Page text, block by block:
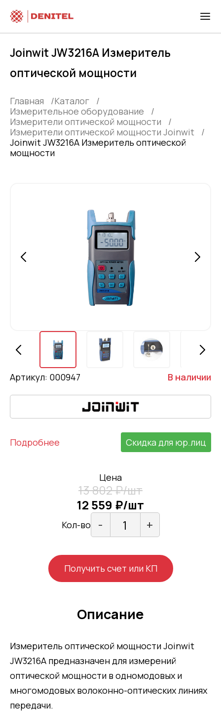
Joinwit JW3216A Измеритель
оптической мощности
Главная
Каталог
Измерительное оборудование
Измерители оптической мощности
Измерители оптической мощности Joinwit
Joinwit JW3216A Измеритель оптической
мощности
Артикул: 000947 В наличии
Подробнее Скидка для юр.лиц
Цена
13 802 ₽/шт
12 559 ₽/шт
Кол-во - +
Получить счет или КП
Описание
Измеритель оптической мощности Joinwit
JW3216A предназначен для измерений
оптической мощности в одномодовых и
многомодовых волоконно-оптических линиях
передачи.